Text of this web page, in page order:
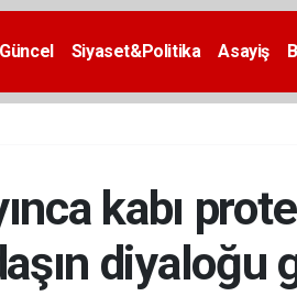
Güncel Siyaset&Politika Asayiş
kabı
diyaloğu